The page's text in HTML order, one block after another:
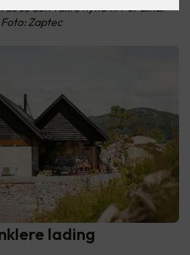
se den vakre hytta til Per Einar
Zaptec
lading